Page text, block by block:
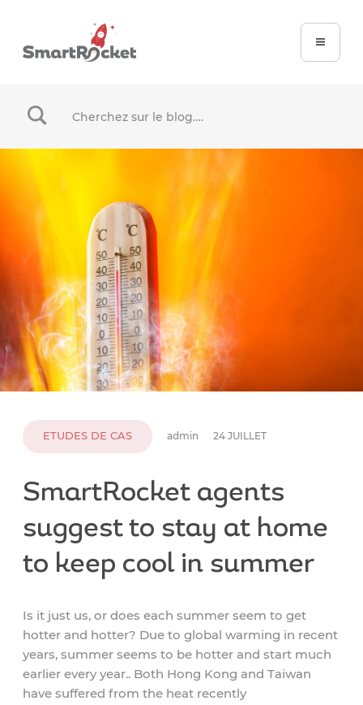
When autocomplete results are available use up and
ETUDES DE CAS admin 24 JUILLET
SmartRocket agents
suggest to stay at home
to keep cool in summer
Is it just us, or does each summer seem to get
hotter and hotter? Due to global warming in recent
years, summer seems to be hotter and start much
earlier every year.. Both Hong Kong and Taiwan
have suffered from the heat recently